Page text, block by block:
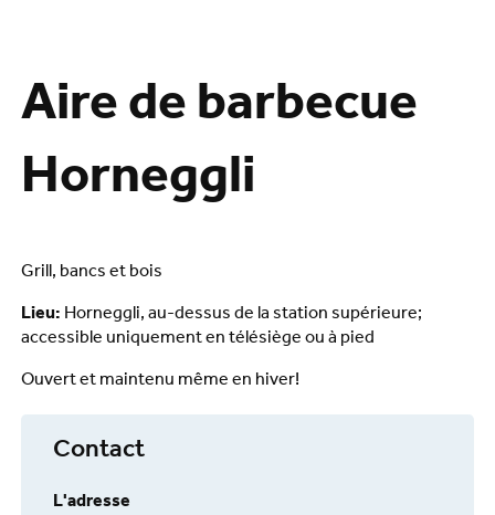
Chargement
Aire de barbecue
Horneggli
Grill, bancs et bois
Lieu: Horneggli, au-dessus de la station supérieure;
accessible uniquement en télésiège ou à pied
Ouvert et maintenu même en hiver!
Contact
L'adresse